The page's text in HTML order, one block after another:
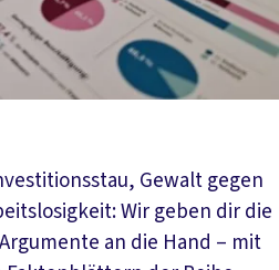
Gewalt gegen
Wir geben dir die
an die Hand – mit